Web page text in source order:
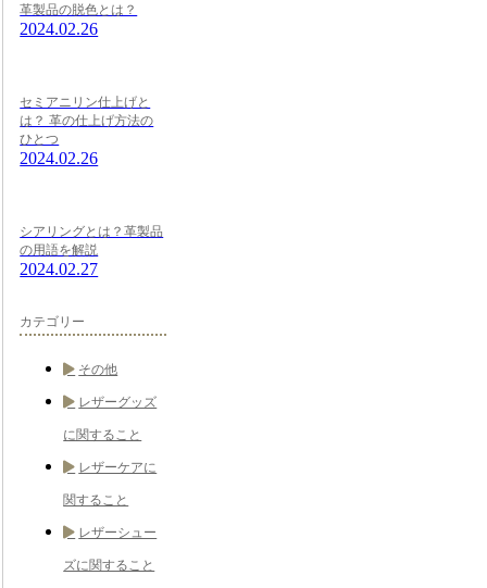
革製品の脱色とは？
2024.02.26
セミアニリン仕上げと
は？ 革の仕上げ方法の
ひとつ
2024.02.26
シアリングとは？革製品
の用語を解説
2024.02.27
カテゴリー
その他
レザーグッズ
に関すること
レザーケアに
関すること
レザーシュー
ズに関すること